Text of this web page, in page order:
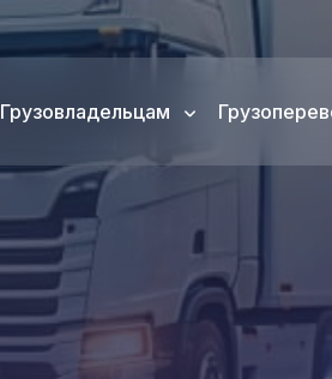
Грузовладельцам